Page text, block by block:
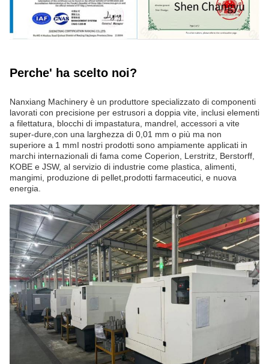
Perche' ha scelto noi?
Nanxiang Machinery è un produttore specializzato di componenti
lavorati con precisione per estrusori a doppia vite, inclusi elementi
a filettatura, blocchi di impastatura, mandrel, accessori a vite
super-dure,con una larghezza di 0,01 mm o più ma non
superiore a 1 mmI nostri prodotti sono ampiamente applicati in
marchi internazionali di fama come Coperion, Lerstritz, Berstorff,
KOBE e JSW, al servizio di industrie come plastica, alimenti,
mangimi, produzione di pellet,prodotti farmaceutici, e nuova
energia.